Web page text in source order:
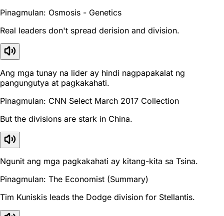
Pinagmulan: Osmosis - Genetics
Real leaders don't spread derision and division.
Ang mga tunay na lider ay hindi nagpapakalat ng
pangungutya at pagkakahati.
Pinagmulan: CNN Select March 2017 Collection
But the divisions are stark in China.
Ngunit ang mga pagkakahati ay kitang-kita sa Tsina.
Pinagmulan: The Economist (Summary)
Tim Kuniskis leads the Dodge division for Stellantis.